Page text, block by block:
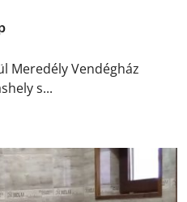
Meredély Vendégház
s...